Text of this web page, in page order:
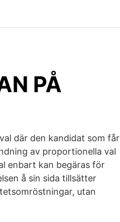
PÅ
där den kandidat som får
av proportionella val
enbart kan begäras för
å sin sida tillsätter
utan